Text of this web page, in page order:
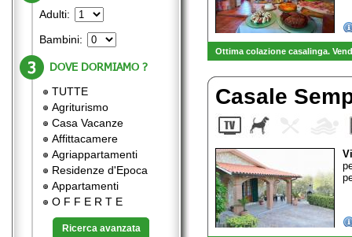
Adulti:
Bambini:
DOVE DORMIAMO ?
TUTTE
Agriturismo
Casa Vacanze
Affittacamere
Agriappartamenti
Residenze d'Epoca
Appartamenti
O F F E R T E
Ricerca avanzata
Ottima colazione casalinga.
Casale